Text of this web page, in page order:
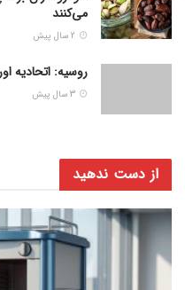
می‌کنند
روسیه: اتحادیه
از دست ندهید